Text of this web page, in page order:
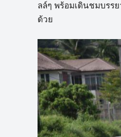
ลล์ๆ พร้อมเดินชมบรร
ด้วย